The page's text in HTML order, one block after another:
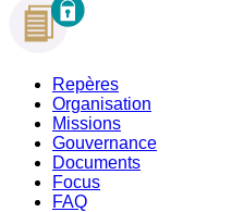
Repères
Organisation
Missions
Gouvernance
Documents
Focus
FAQ